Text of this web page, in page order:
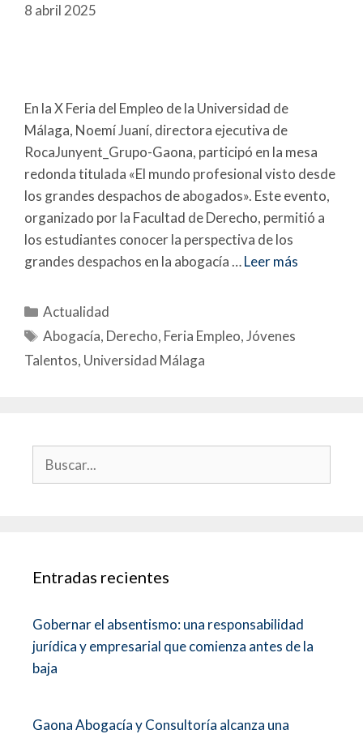
8 abril 2025
En la X Feria del Empleo de la Universidad de
Málaga, Noemí Juaní, directora ejecutiva de
RocaJunyent_Grupo-Gaona, participó en la mesa
redonda titulada «El mundo profesional visto desde
los grandes despachos de abogados». Este evento,
organizado por la Facultad de Derecho, permitió a
los estudiantes conocer la perspectiva de los
grandes despachos en la abogacía …Leer más
Actualidad
Abogacía, Derecho, Feria Empleo,Jóvenes
Talentos, Universidad Málaga
Entradas recientes
Gobernar el absentismo: una responsabilidad
jurídica y empresarial que comienza antes de la
baja
Gaona Abogacía y Consultoría alcanza una